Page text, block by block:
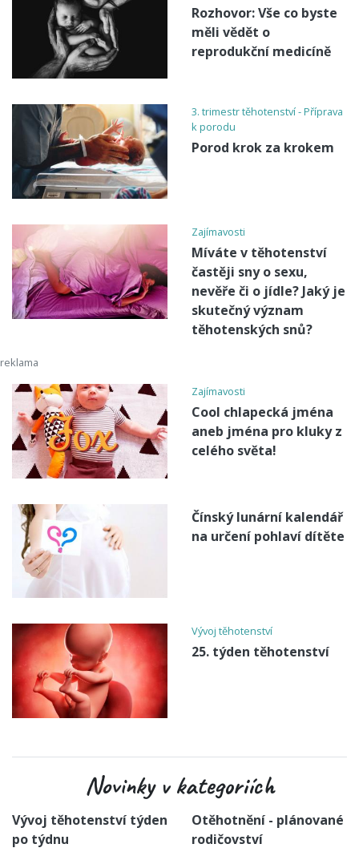
Rozhovor: Vše co byste
měli vědět o
reprodukční medicíně
3. trimestr těhotenství - Příprava
k porodu
Porod krok za krokem
Zajímavosti
Míváte v těhotenství
častěji sny o sexu,
nevěře či o jídle? Jaký je
skutečný význam
těhotenských snů?
Zajímavosti
Cool chlapecká jména
aneb jména pro kluky z
celého světa!
Čínský lunární kalendář
na určení pohlaví dítěte
Vývoj těhotenství
25. týden těhotenství
Novinky v kategoriích
Vývoj těhotenství týden
po týdnu
Otěhotnění - plánované
rodičovství